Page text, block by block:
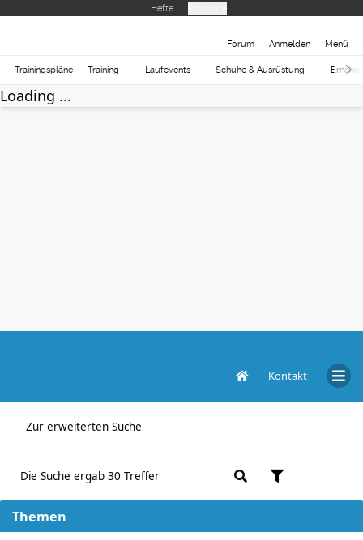
Hefte
Forum Anmelden Menü
Trainingspläne Training Laufevents Schuhe & Ausrüstung
Loading ...
Kontakt
Zur erweiterten Suche
Die Suche ergab 30 Treffer
Themen